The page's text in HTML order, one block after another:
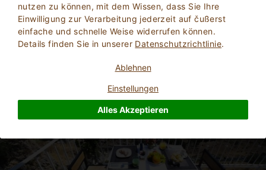
nutzen zu können, mit dem Wissen, dass Sie Ihre
Einwilligung zur Verarbeitung jederzeit auf čußerst
einfache und schnelle Weise widerrufen können.
Details finden Sie in unserer Datenschutzrichtlinie.
Ablehnen
Einstellungen
Alles Akzeptieren
Weitere Informationen